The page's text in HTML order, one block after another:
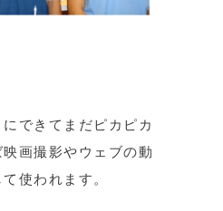
できてまだピカピカ
画撮影やウェブの動
使われます。